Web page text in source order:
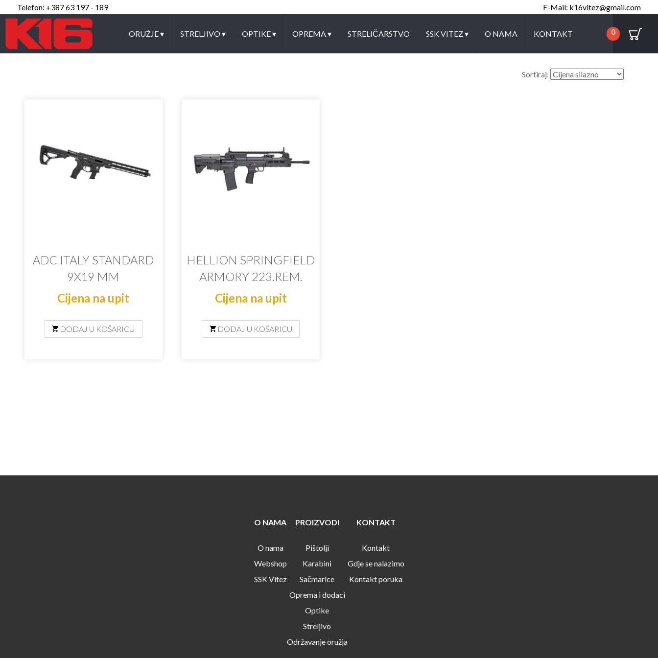
Telefon: +387 63 197 - 189 E-Mail: k16vitez@gmail.com
0
ORUŽJE▾ STRELJIVO▾ OPTIKE▾ OPREMA▾ STRELIČARSTVO SSK VITEZ▾ O NAMA KONTAKT
Sortiraj:
ADC ITALY STANDARD
9X19 MM
Cijena na upit
DODAJ U KOŠARICU
HELLION SPRINGFIELD
ARMORY 223.REM.
Cijena na upit
DODAJ U KOŠARICU
O NAMA
O nama
Webshop
SSK Vitez
PROIZVODI
Pištolji
Karabini
Sačmarice
Oprema i dodaci
Optike
Streljivo
Održavanje oružja
KONTAKT
Kontakt
Gdje se nalazimo
Kontakt poruka